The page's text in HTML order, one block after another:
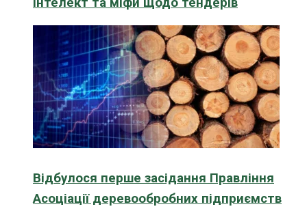
Відбулося перше засідання Правління
Асоціації деревообробних підприємств